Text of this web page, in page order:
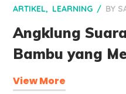
ARTIKEL LEARNING BY
Angklung
Bambu yang
View More